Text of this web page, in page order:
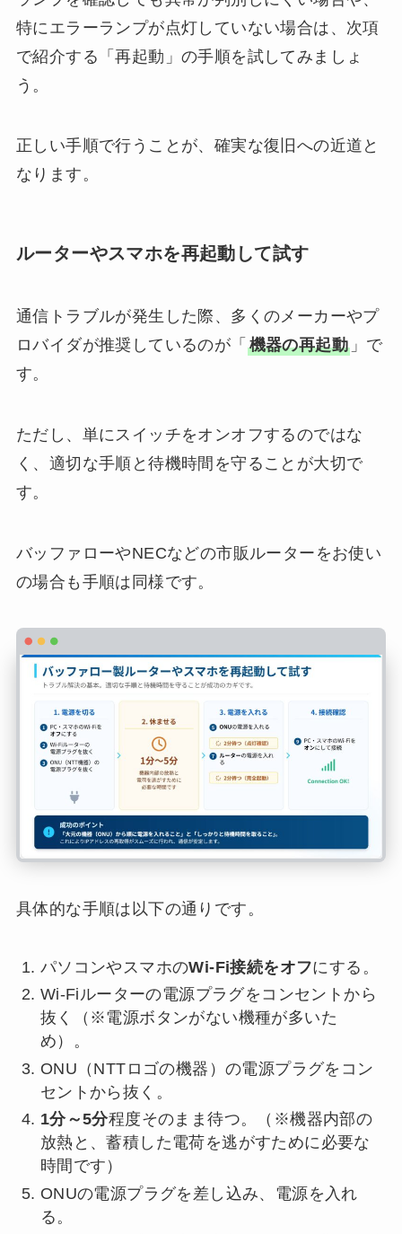
特にエラーランプが点灯していない場合は、次項
で紹介する「再起動」の手順を試してみましょ
う。
正しい手順で行うことが、確実な復旧への近道と
なります。
ルーターやスマホを再起動して試す
通信トラブルが発生した際、多くのメーカーやプ
ロバイダが推奨しているのが「 機器の再起動」で
す。
ただし、単にスイッチをオンオフするのではな
く、適切な手順と待機時間を守ることが大切で
す。
バッファローやNECなどの市販ルーターをお使い
の場合も手順は同様です。
具体的な手順は以下の通りです。
パソコンやスマホのWi-Fi接続をオフにする。
Wi-Fiルーターの電源プラグをコンセントから
抜く（※電源ボタンがない機種が多いた
め）。
ONU（NTTロゴの機器）の電源プラグをコン
セントから抜く。
1分～5分程度そのまま待つ。（※機器内部の
放熱と、蓄積した電荷を逃がすために必要な
時間です）
ONUの電源プラグを差し込み、電源を入れ
る。